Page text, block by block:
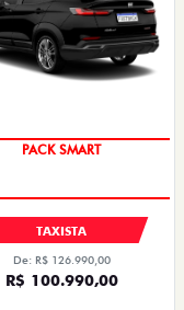
PACK SMART
TAXISTA
De: R$ 126.990,00
R$ 100.990,00